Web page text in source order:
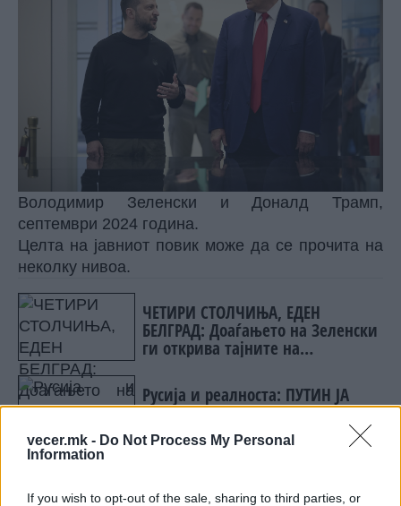
vecer.mk - Do Not Process My Personal
Information
If you wish to opt-out of the sale, sharing to third parties, or
Володимир Зеленски и Доналд Трамп,
септември 2024 година.
Целта на јавниот повик може да се прочита на
неколку нивоа.
ЧЕТИРИ СТОЛЧИЊА, ЕДЕН
БЕЛГРАД: Доаѓањето на Зеленски
ги открива тајните на
Вучиќ
Русија и реалноста: ПУТИН ЈА
МЕНУВА АРМИЈАТА ЗА ВОЈНА ШТО
ОСТАНУВА БЕЗ ФРОНТ
итно ѝ се потребни пресретнувачи.